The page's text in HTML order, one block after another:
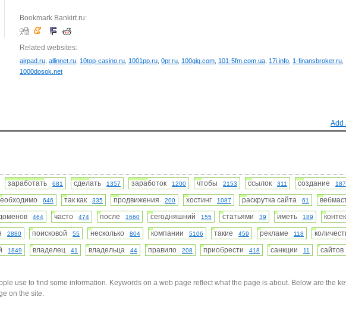
Bookmark Bankirt.ru:
Related websites:
airpad.ru allinnet.ru 10top-casino.ru 1001pp.ru 0pr.ru 100gig.com 101-5fm.com.ua 17i.info 1-finansbroker.ru
1000dosok.net
Add
заработать 681 сделать 1357 заработок 1200 чтобы 2153 ссылок 311 создание
646 так как 335 продвижения 200 хостинг 1087 раскрутка сайта 61
464 часто 474 после 1660 сегодняшний 155 статьями 39 иметь 189
2880 поисковой 55 несколько 804 компании 5106 такие 459 рекламе 118
1849 владелец 41 владельца 44 правило 208 приобрести 418 санкции 11 сайтов
use to find some information. Keywords on a web page reflect what the page is about. Below are the
on the site.